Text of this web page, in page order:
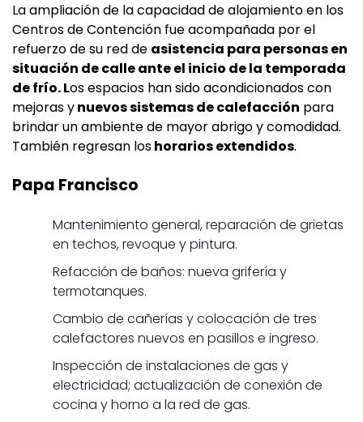
La ampliación de la capacidad de alojamiento en los
Centros de Contención fue acompañada por el
refuerzo de su red de asistencia para personas en
situación de calle ante el inicio de la temporada
de frío. Los espacios han sido acondicionados con
mejoras ynuevos sistemas de calefacción para
brindar un ambiente de mayor abrigo y comodidad.
También regresan loshorarios extendidos.
Papa Francisco
Mantenimiento general, reparación de grietas
en techos, revoque y pintura.
Refacción de baños: nueva grifería y
termotanques.
Cambio de cañerías y colocación de tres
calefactores nuevos en pasillos e ingreso.
Inspección de instalaciones de gas y
electricidad; actualización de conexión de
cocina y horno a la red de gas.